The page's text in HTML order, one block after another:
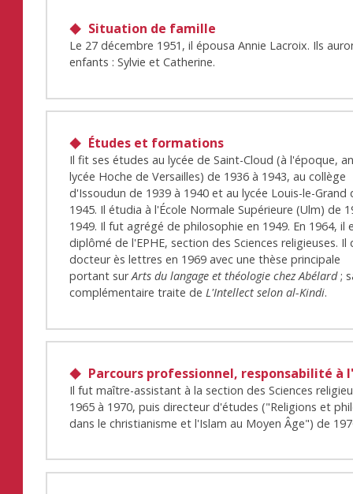
Situation de famille
Le 27 décembre 1951, il épousa Annie Lacroix. Ils
enfants : Sylvie et Catherine.
Études et formations
Il fit ses études au lycée de Saint-Cloud (à l'époque,
lycée Hoche de Versailles) de 1936 à 1943, au collège
d'Issoudun de 1939 à 1940 et au lycée Louis-le-Grand
1945. Il étudia à l'École Normale Supérieure (Ulm) de
1949. Il fut agrégé de philosophie en 1949. En 1964, il
diplômé de l'EPHE, section des Sciences religieuses. Il
docteur ès lettres en 1969 avec une thèse principale
portant surArts du langage et théologie chez Abélard;
complémentaire traite deL'Intellect selon al-Kindi.
Parcours professionnel, responsabilité à
Il fut maître-assistant à la section des Sciences
1965 à 1970, puis directeur d'études ("Religions et
dans le christianisme et l'Islam au Moyen Âge") de